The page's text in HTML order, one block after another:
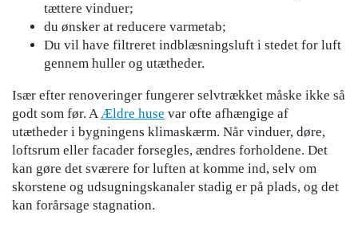
tættere vinduer;
du ønsker at reducere varmetab;
Du vil have filtreret indblæsningsluft i stedet for luft
gennem huller og utætheder.
Især efter renoveringer fungerer selvtrækket måske ikke så
godt som før. AÆldre huse var ofte afhængige af
utætheder i bygningens klimaskærm. Når vinduer, døre,
loftsrum eller facader forsegles, ændres forholdene. Det
kan gøre det sværere for luften at komme ind, selv om
skorstene og udsugningskanaler stadig er på plads, og det
kan forårsage stagnation.